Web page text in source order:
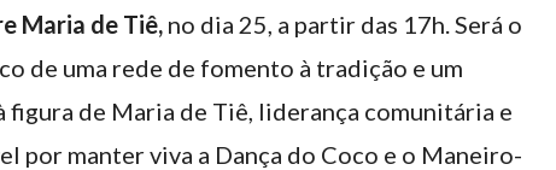
Maria de Tiê, no dia 25, a partir das 17h. Será o
de uma rede de fomento à tradição e um
figura de Maria de Tiê, liderança comunitária e
por manter viva a Dança do Coco e o Maneiro-